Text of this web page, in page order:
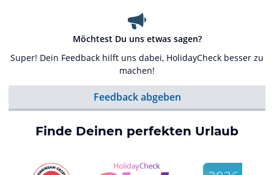
Möchtest Du uns etwas sagen?
Super! Dein Feedback hilft uns dabei, HolidayCheck besser zu
machen!
Feedback abgeben
Finde Deinen perfekten Urlaub